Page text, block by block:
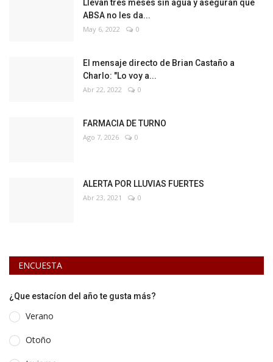
Llevan tres meses sin agua y aseguran que
ABSA no les da...
May 6, 2022 0
El mensaje directo de Brian Castaño a
Charlo: "Lo voy a...
Abr 22, 2022 0
FARMACIA DE TURNO
Ago 7, 2026 0
ALERTA POR LLUVIAS FUERTES
Abr 23, 2021 0
ENCUESTA
¿Que estacíon del año te gusta más?
Verano
Otoño